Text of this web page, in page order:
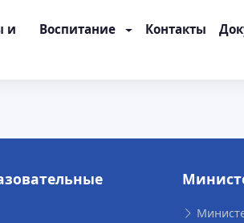
и
Воспитание Контакты